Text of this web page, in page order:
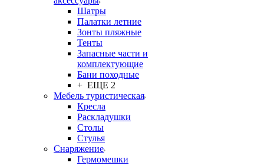
Шатры
Палатки летние
Зонты пляжные
Тенты
Запасные части и
комплектующие
Бани походные
+ ЕЩЕ 2
Мебель туристическая
Кресла
Раскладушки
Столы
Стулья
Снаряжение
Гермомешки